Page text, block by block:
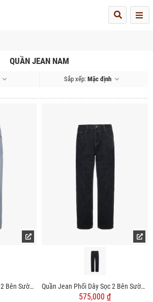
QUẦN JEAN NAM
Sắp xếp:Mặc định
Quần Jean Phối Dây Sọc 2 Bên Sườn Form Straight Đen QJ128 Màu Xanh Quần Jean Phối Dây Sọc 2 Bên Sườn Form Straight Đen QJ127 Màu Xanh Đen
575,000 ₫